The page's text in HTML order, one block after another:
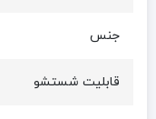
جنس
قابلیت شستشو